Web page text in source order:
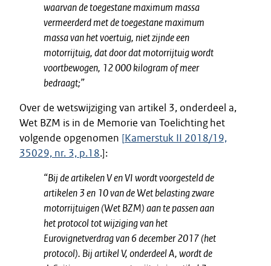
waarvan de toegestane maximum massa
vermeerderd met de toegestane maximum
massa van het voertuig, niet zijnde een
motorrijtuig, dat door dat motorrijtuig wordt
voortbewogen, 12 000 kilogram of meer
bedraagt;”
Over de wetswijziging van artikel 3, onderdeel a,
Wet BZM is in de Memorie van Toelichting het
volgende opgenomen [Kamerstuk II 2018/19,
35029, nr. 3, p.18.]:
“Bij de artikelen V en VI wordt voorgesteld de
artikelen 3 en 10 van de Wet belasting zware
motorrijtuigen (Wet BZM) aan te passen aan
het protocol tot wijziging van het
Eurovignetverdrag van 6 december 2017 (het
protocol). Bij artikel V, onderdeel A, wordt de